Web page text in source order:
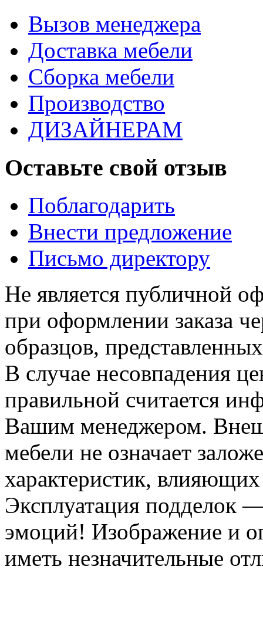
Вызов менеджера
Доставка мебели
Сборка мебели
Производство
ДИЗАЙНЕРАМ
Оставьте свой отзыв
Поблагодарить
Внести предложение
Письмо директору
Не является публичной
при оформлении заказа
образцов,
В случае несовпадения
правильной считается
Вашим менеджером.
мебели не означает
характеристик, влияющих
Эксплуатация подделок
эмоций! Изображение и
иметь незначительные